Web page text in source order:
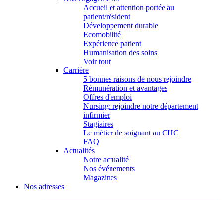
Accueil et attention portée au
patient/résident
Développement durable
Ecomobilité
Expérience patient
Humanisation des soins
Voir tout
Carrière
5 bonnes raisons de nous rejoindre
Rémunération et avantages
Offres d'emploi
Nursing: rejoindre notre département
infirmier
Stagiaires
Le métier de soignant au CHC
FAQ
Actualités
Notre actualité
Nos événements
Magazines
Nos adresses